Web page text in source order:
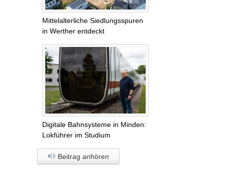
Mittelalterliche Siedlungsspuren
in Werther entdeckt
Digitale Bahnsysteme in Minden:
Lokführer im Studium
Beitrag anhören